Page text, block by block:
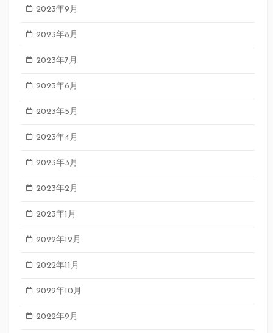
2023年9月
2023年8月
2023年7月
2023年6月
2023年5月
2023年4月
2023年3月
2023年2月
2023年1月
2022年12月
2022年11月
2022年10月
2022年9月